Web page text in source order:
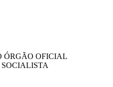
ÓRGÃO OFICIAL